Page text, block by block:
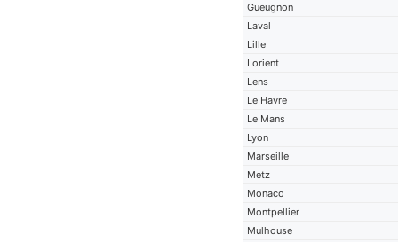
Gueugnon
Laval
Lille
Lorient
Lens
Le Havre
Le Mans
Lyon
Marseille
Metz
Monaco
Montpellier
Mulhouse